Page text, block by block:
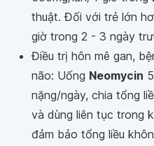
thuật. Đối với trẻ lớn
giờ trong 2 - 3 ngày
Điều trị hôn mê gan,
não: Uống Neomycin
nặng/ngày, chia tổng
và dùng liên tục trong
đảm bảo tổng liều